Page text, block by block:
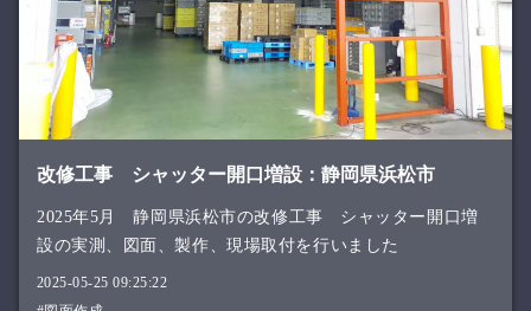
改修工事 シャッター開口増設：静岡県浜松市
2025年5月 静岡県浜松市の改修工事 シャッター開口増
設の実測、図面、製作、現場取付を行いました
2025-05-25 09:25:22